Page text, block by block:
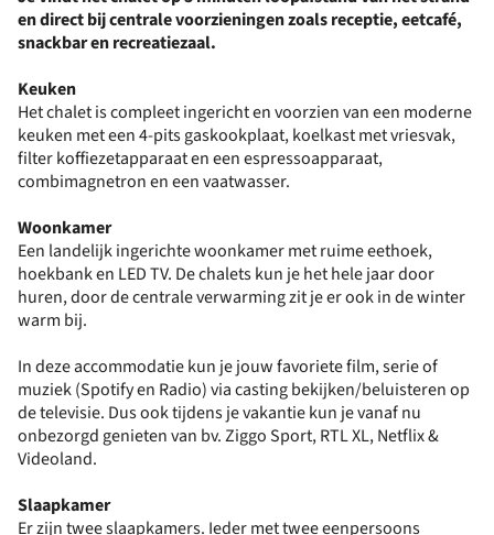
en direct bij centrale voorzieningen zoals receptie, eetcafé,
snackbar en recreatiezaal.
Keuken
Het chalet is compleet ingericht en voorzien van een moderne
keuken met een 4-pits gaskookplaat, koelkast met vriesvak,
filter koffiezetapparaat en een espressoapparaat,
combimagnetron en een vaatwasser.
Woonkamer
Een landelijk ingerichte woonkamer met ruime eethoek,
hoekbank en LED TV. De chalets kun je het hele jaar door
huren, door de centrale verwarming zit je er ook in de winter
warm bij.
In deze accommodatie kun je jouw favoriete film, serie of
muziek (Spotify en Radio) via casting bekijken/beluisteren op
de televisie. Dus ook tijdens je vakantie kun je vanaf nu
onbezorgd genieten van bv. Ziggo Sport, RTL XL, Netflix &
Videoland.
Slaapkamer
Er zijn twee slaapkamers. Ieder met twee eenpersoons